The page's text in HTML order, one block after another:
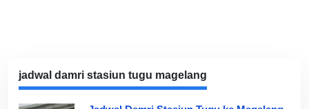
jadwal damri stasiun tugu magelang